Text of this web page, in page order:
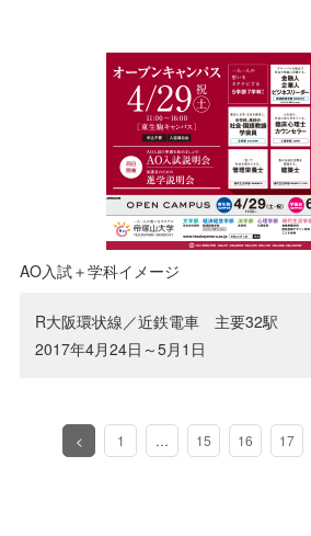
AO入試＋学科イメージ
R大阪環状線／近鉄電車 主要32駅
2017年4月24日～5月1日
< 1 … 15 16 17